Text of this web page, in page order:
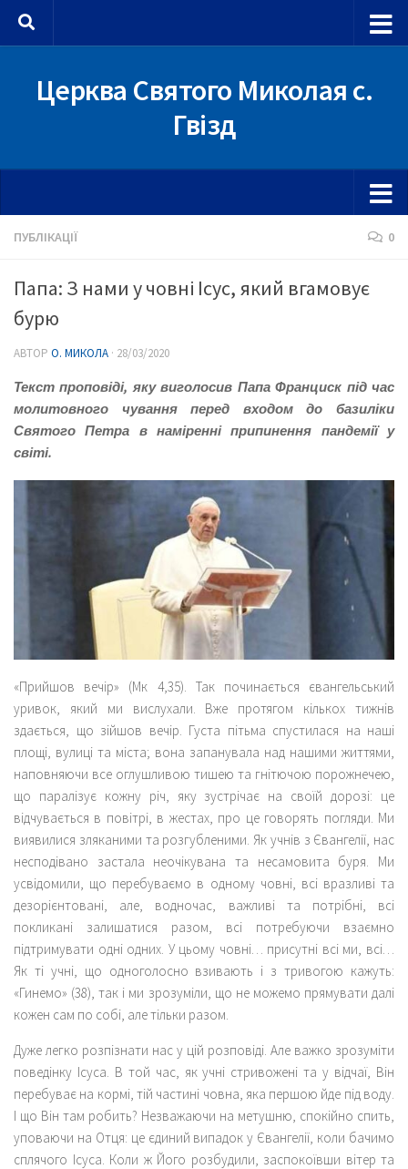
Skip to content
Церква Святого Миколая с.
Гвізд
ПУБЛІКАЦІЇ 0
Папа: З нами у човні Ісус, який вгамовує
бурю
АВТОР О. МИКОЛА · 28/03/2020
Текст проповіді, яку виголосив Папа Франциск під час
молитовного чування перед входом до базиліки
Святого Петра в наміренні припинення пандемії у
світі.
«Прийшов вечір» (Мк 4,35). Так починається євангельський
уривок, який ми вислухали. Вже протягом кількох тижнів
здається, що зійшов вечір. Густа пітьма спустилася на наші
площі, вулиці та міста; вона запанувала над нашими життями,
наповняючи все оглушливою тишею та гнітючою порожнечею,
що паралізує кожну річ, яку зустрічає на своїй дорозі: це
відчувається в повітрі, в жестах, про це говорять погляди. Ми
виявилися зляканими та розгубленими. Як учнів з Євангелії, нас
несподівано застала неочікувана та несамовита буря. Ми
усвідомили, що перебуваємо в одному човні, всі вразливі та
дезорієнтовані, але, водночас, важливі та потрібні, всі
покликані залишатися разом, всі потребуючи взаємно
підтримувати одні одних. У цьому човні… присутні всі ми, всі…
Як ті учні, що одноголосно взивають і з тривогою кажуть:
«Гинемо» (38), так і ми зрозуміли, що не можемо прямувати далі
кожен сам по собі, але тільки разом.
Дуже легко розпізнати нас у цій розповіді. Але важко зрозуміти
поведінку Ісуса. В той час, як учні стривожені та у відчаї, Він
перебуває на кормі, тій частині човна, яка першою йде під воду.
І що Він там робить? Незважаючи на метушню, спокійно спить,
уповаючи на Отця: це єдиний випадок у Євангелії, коли бачимо
сплячого Ісуса. Коли ж Його розбудили, заспокоївши вітер та